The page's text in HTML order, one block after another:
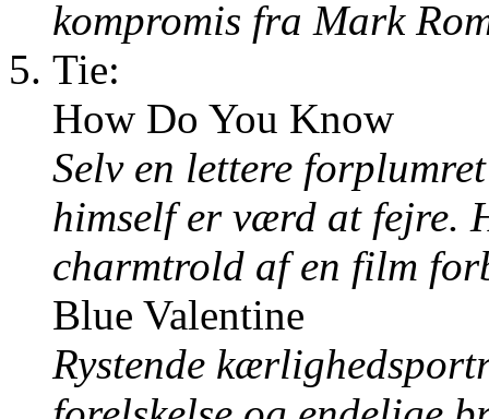
kompromis fra Mark
Tie:
How Do You Know
Selv en lettere
himself er værd at fejre.
charmtrold af en film
Blue Valentine
Rystende